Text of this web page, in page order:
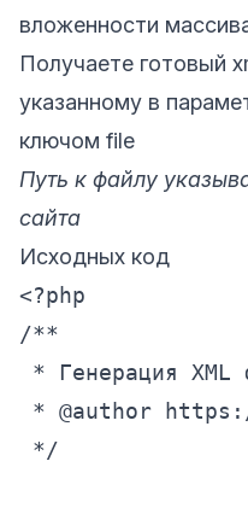
вложенности
Получаете готовый
указанному в
ключом file
Путь к файлу
сайта
Исходных код
<?php
/**
* Генерация XML
* @author
*/